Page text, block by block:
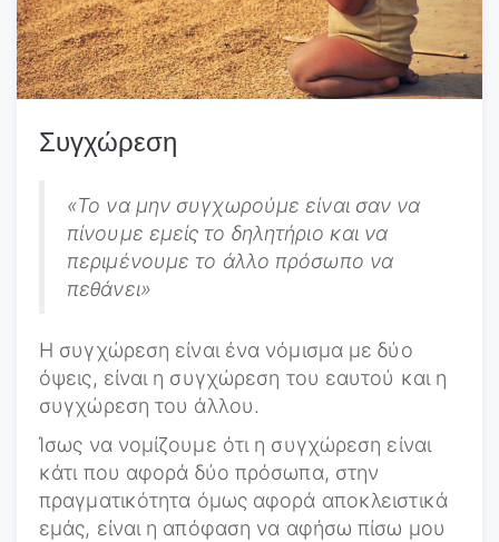
Συγχώρεση
«Το να μην συγχωρούμε είναι σαν να
πίνουμε εμείς το δηλητήριο και να
περιμένουμε το άλλο πρόσωπο να
πεθάνει»
Η συγχώρεση είναι ένα νόμισμα με δύο
όψεις, είναι η συγχώρεση του εαυτού και η
συγχώρεση του άλλου.
Ίσως να νομίζουμε ότι η συγχώρεση είναι
κάτι που αφορά δύο πρόσωπα, στην
πραγματικότητα όμως αφορά αποκλειστικά
εμάς, είναι η απόφαση να αφήσω πίσω μου